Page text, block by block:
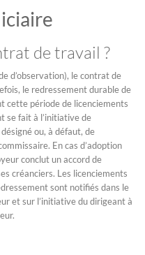
de travail ?
d’observation), le contrat de
le redressement durable de
cette période de licenciements
se fait à l’initiative de
ou, à défaut, de
En cas d’adoption
conclut un accord de
créanciers. Les licenciements
sont notifiés dans le
et sur l’initiative du dirigeant à